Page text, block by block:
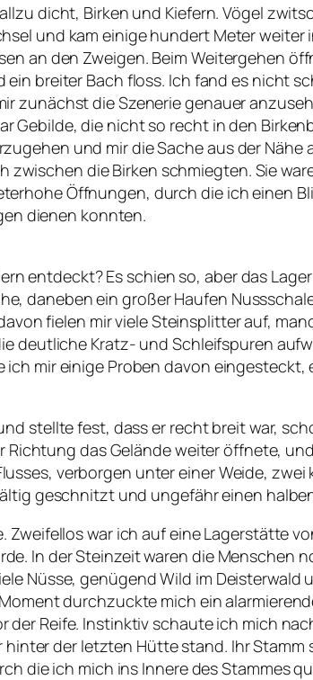
dicht, Birken und Kiefern. Vögel
und kam einige hundert Meter
an den Zweigen. Beim Weitergehen
ein breiter Bach floss. Ich fand es nicht
zunächst die Szenerie genauer
Gebilde, die nicht so recht in den
und mir die Sache aus der
die Birken schmiegten. Sie
Öffnungen, durch die ich einen
dienen konnten.
entdeckt? Es schien so, aber das
daneben ein großer Haufen
fielen mir viele Steinsplitter auf,
deutliche Kratz- und Schleifspuren
mir einige Proben davon
stellte fest, dass er recht breit war,
das Gelände weiter öffnete,
verborgen unter einer Weide,
geschnitzt und ungefähr einen
Zweifellos war ich auf eine Lagerstätte
In der Steinzeit waren die Menschen
Nüsse, genügend Wild im
durchzuckte mich ein
der Reife. Instinktiv schaute ich mich
hinter der letzten Hütte stand. Ihr
die ich mich ins Innere des Stammes